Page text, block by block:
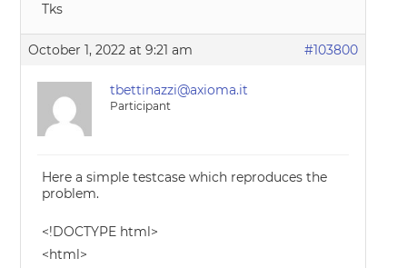
Tks
October 1, 2022 at 9:21 am #103800
tbettinazzi@axioma.it
Participant
Here a simple testcase which reproduces the
problem.
<!DOCTYPE html>
<html>